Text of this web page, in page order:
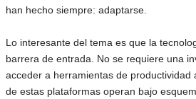
han hecho siempre: adaptarse.
Lo interesante del tema es que la
barrera de entrada. No se requiere una
acceder a herramientas de productividad
de estas plataformas operan bajo